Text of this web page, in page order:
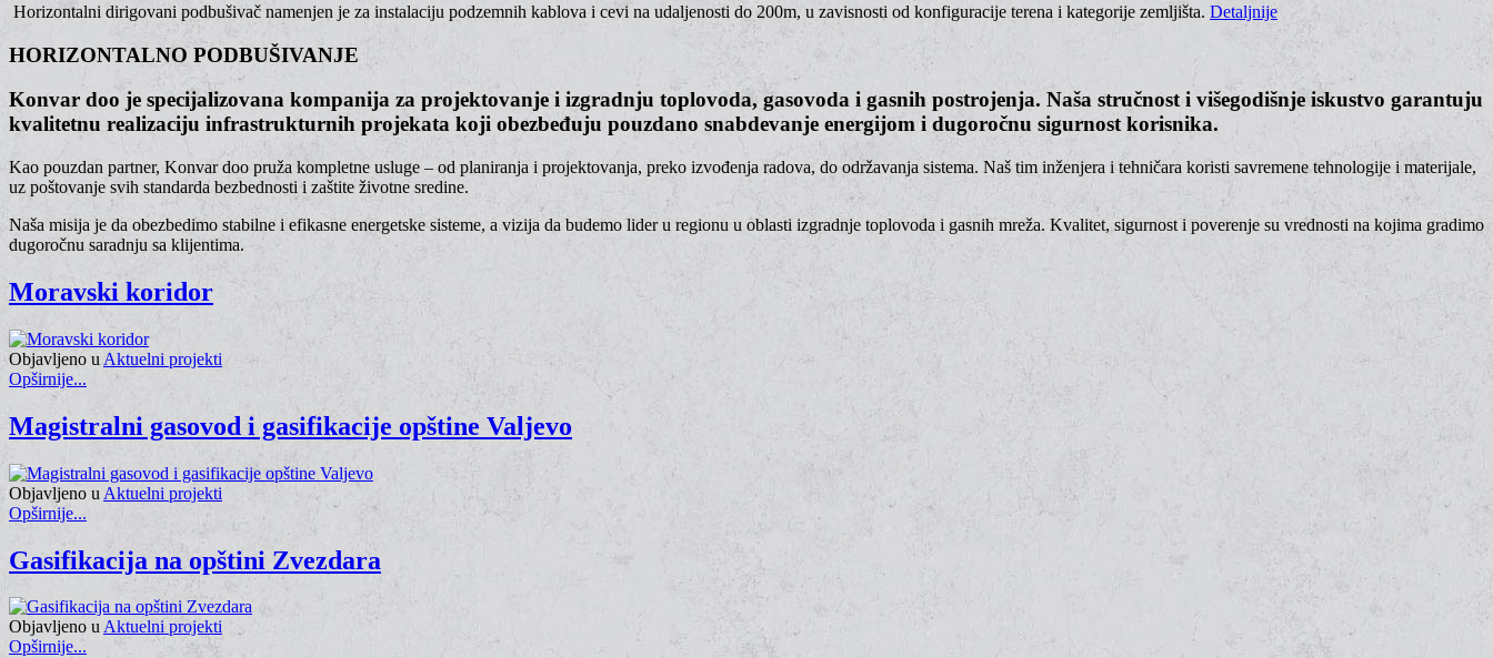
Horizontalni dirigovani podbušivač namenjen je za instalaciju podzemnih kablova i cevi na udaljenosti do 200m, u zavisnosti od konfiguracije terena i kategorije zemljišta. Detaljnije
HORIZONTALNO PODBUŠIVANJE
Konvar doo je specijalizovana kompanija za projektovanje i izgradnju toplovoda, gasovoda i gasnih postrojenja. Naša stručnost i višegodišnje iskustvo garantuju
kvalitetnu realizaciju infrastrukturnih projekata koji obezbeđuju pouzdano snabdevanje energijom i dugoročnu sigurnost korisnika.
Kao pouzdan partner, Konvar doo pruža kompletne usluge – od planiranja i projektovanja, preko izvođenja radova, do održavanja sistema. Naš tim inženjera i tehničara koristi savremene tehnologije i materijale,
uz poštovanje svih standarda bezbednosti i zaštite životne sredine.
Naša misija je da obezbedimo stabilne i efikasne energetske sisteme, a vizija da budemo lider u regionu u oblasti izgradnje toplovoda i gasnih mreža. Kvalitet, sigurnost i poverenje su vrednosti na kojima gradimo
dugoročnu saradnju sa klijentima.
Moravski koridor
Objavljeno u Aktuelni projekti
Opširnije...
Magistralni gasovod i gasifikacije opštine Valjevo
Objavljeno u Aktuelni projekti
Opširnije...
Gasifikacija na opštini Zvezdara
Objavljeno uAktuelni projekti
Opširnije...